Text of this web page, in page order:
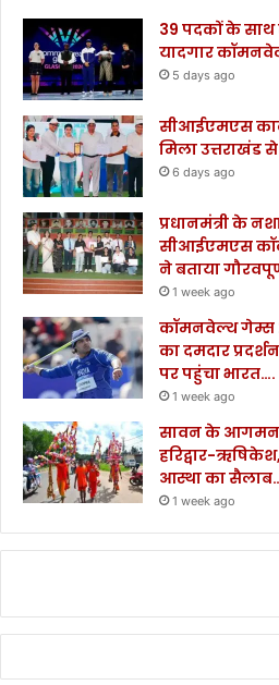
39 पदकों के
यादगार
5 days ago
सीआईएमएस
मिला उत्तराखंड
6 days ago
प्रधानमंत्री के
सीआईएमएस
ने बताया
1 week ago
कॉमनवेल्थ गेम्स
का दमदार
पर पहुंचा भारत….
1 week ago
सावन के आगमन
हरिद्वार-
आस्था का
1 week ago